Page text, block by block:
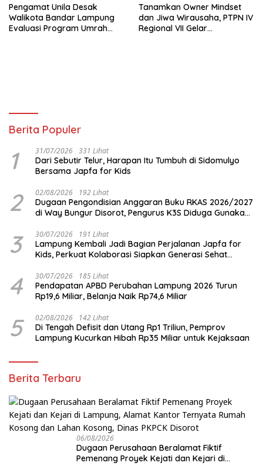
Pengamat Unila Desak
Walikota Bandar Lampung
Evaluasi Program Umrah
Tanamkan Owner Mindset
dan Jiwa Wirausaha, PTPN IV
Regional VII Gelar
Berita Populer
1 31/07/2026 331 Lihat
Dari Sebutir Telur, Harapan Itu Tumbuh di Sidomulyo
Bersama Japfa for Kids
2 02/08/2026 192 Lihat
Dugaan Pengondisian Anggaran Buku RKAS 2026/2027
di Way Bungur Disorot, Pengurus K3S Diduga Gunakan
3 30/07/2026 191 Lihat
Lampung Kembali Jadi Bagian Perjalanan Japfa for
Kids, Perkuat Kolaborasi Siapkan Generasi Sehat
4 30/07/2026 185 Lihat
Pendapatan APBD Perubahan Lampung 2026 Turun
Rp19,6 Miliar, Belanja Naik Rp74,6 Miliar
5 02/08/2026 142 Lihat
Di Tengah Defisit dan Utang Rp1 Triliun, Pemprov
Lampung Kucurkan Hibah Rp35 Miliar untuk Kejaksaan
Berita Terbaru
06/08/2026
Dugaan Perusahaan Beralamat Fiktif
Pemenang Proyek Kejati dan Kejari di